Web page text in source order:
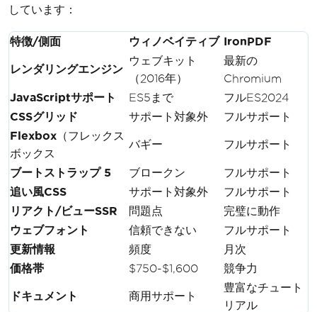
しています：
特徴/側面 ウィノベイティブ IronPDF
レンダリングエンジン
ウェブキット
（2016年）
最新の
Chromium
JavaScriptサポート
ES5まで
フルES2024
CSSグリッド
サポート対象外
フルサポート
Flexbox （フレックス
ボックス
バギー フルサポート
ブートストラップ 5 ブロークン
フルサポート
追い風CSS
サポート対象外
フルサポート
リアクト/ビューSSR
問題点
完璧に動作
ウェブフォント
信頼できない
フルサポート
更新情報
頻度
月次
価格帯
$750-$1,600 競争力
ドキュメント 商用サポート
豊富なチュート
リアル